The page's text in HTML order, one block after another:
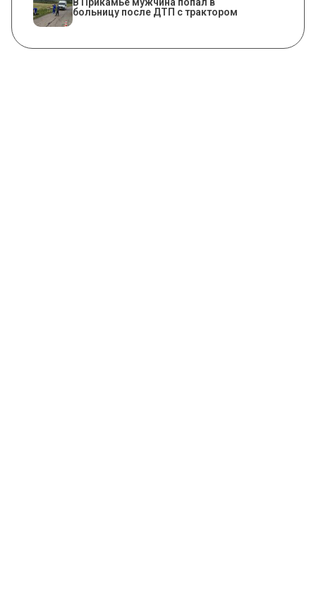
В Прикамье мужчина попал в
больницу после ДТП с трактором